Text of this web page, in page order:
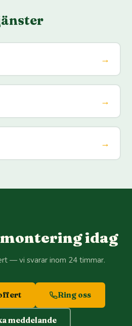
→
→
→
idag
— vi svarar inom 24 timmar.
Ring oss
meddelande